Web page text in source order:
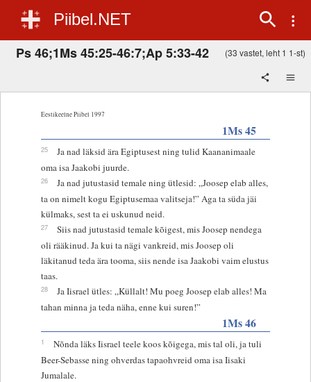
Piibel.NET
Ps 46;1Ms 45:25-46:7;Ap 5:33-42 (33 vastet, leht 1 1-st)
Eestikeelne Piibel 1997
1Ms 45
25
Ja nad läksid ära Egiptusest ning tulid Kaananimaale
oma isa Jaakobi juurde.
26
Ja nad jutustasid temale ning ütlesid: „Joosep elab alles,
ta on nimelt kogu Egiptusemaa valitseja!” Aga ta süda jäi
külmaks, sest ta ei uskunud neid.
27
Siis nad jutustasid temale kõigest, mis Joosep nendega
oli rääkinud. Ja kui ta nägi vankreid, mis Joosep oli
läkitanud teda ära tooma, siis nende isa Jaakobi vaim elustus
taas.
28
Ja Iisrael ütles: „Küllalt! Mu poeg Joosep elab alles! Ma
tahan minna ja teda näha, enne kui suren!”
1Ms 46
1
Nõnda läks Iisrael teele koos kõigega, mis tal oli, ja tuli
Beer-Sebasse ning ohverdas tapaohvreid oma isa Iisaki
Jumalale.